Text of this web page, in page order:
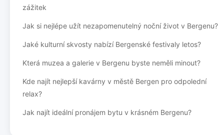
zážitek
Jak si nejlépe užít nezapomenutelný noční život v Bergenu?
Jaké kulturní skvosty nabízí Bergenské festivaly letos?
Která muzea a galerie v Bergenu byste neměli minout?
Kde najít nejlepší kavárny v městě Bergen pro odpolední
relax?
Jak najít ideální pronájem bytu v krásném Bergenu?